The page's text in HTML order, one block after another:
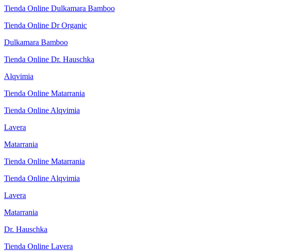
Tienda Online Dulkamara Bamboo
Tienda Online Dr Organic
Dulkamara Bamboo
Tienda Online Dr. Hauschka
Alqvimia
Tienda Online Matarrania
Tienda Online Alqvimia
Lavera
Matarrania
Tienda Online Matarrania
Tienda Online Alqvimia
Lavera
Matarrania
Dr. Hauschka
Tienda Online Lavera